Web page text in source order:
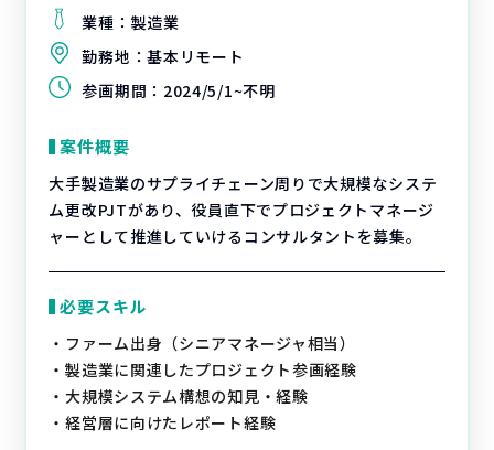
業種： 製造業
勤務地：基本リモート
参画期間： 2024/5/1~不明
案件概要
大手製造業のサプライチェーン周りで大規模なシステ
ム更改PJTがあり、役員直下でプロジェクトマネージ
ャーとして推進していけるコンサルタントを募集。
必要スキル
・ファーム出身（シニアマネージャ相当）
・製造業に関連したプロジェクト参画経験
・大規模システム構想の知見・経験
・経営層に向けたレポート経験